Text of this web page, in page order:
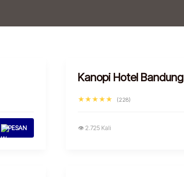
PESAN
Kanopi Hotel Bandung
★★★★★ (228)
👁 2.725 Kali